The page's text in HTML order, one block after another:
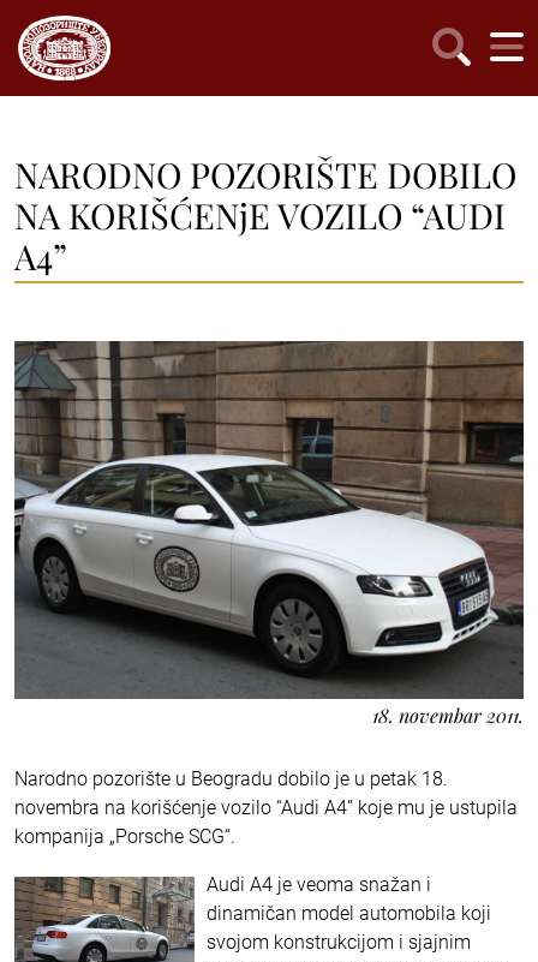
NARODNO POZORIŠTE DOBILO
NA KORIŠĆENjE VOZILO “AUDI
A4”
18. novembar 2011.
Narodno pozorište u Beogradu dobilo je u petak 18.
novembra na korišćenje vozilo “Audi A4” koje mu je ustupila
kompanija „Porsche SCG“.
Audi A4 je veoma snažan i
dinamičan model automobila koji
svojom konstrukcijom i sjajnim